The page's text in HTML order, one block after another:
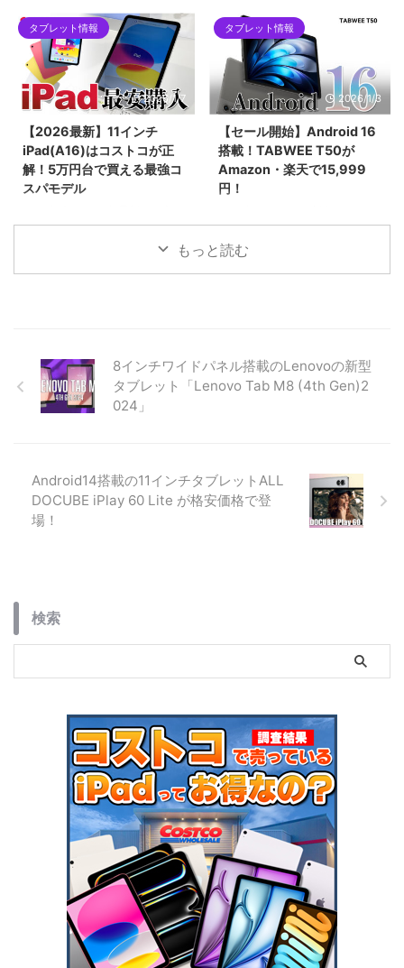
IP69K完全防水タブレット
「Blackview MEGA 12」。12.2
インチ2.4K液晶、Dimensity
7200、最大48GBメモリ搭載の
フラッグシップ性能を誇りなが
ら、早期割引で299ドルという驚
異のコスパ。キーボードやペンな
ど豪華5大特典が貰える先行販売
セール情報を見逃すな！
ント2重取りルート」を徹底解説
します。SPU（ポイントアップ）
やお買い物マラソンをフル活用し
て、実質5万円台前半で手に入れ
る具体的な手順や、初心者がハマ
りやすい購入制限の注意点まで網
羅。2026年最新の最安値攻略ガ
イドです。
タブレット情報
2026/1/7
【2026最新】11インチ
iPad(A16)はコストコが正
解！5万円台で買える最強コ
スパモデル
一番売れている「11インチ
iPad（A16チップ搭載）」の価格
の注意点まで詳しく解説します。
タブレット情報
2026/1/3
【セール開始】Android 16
搭載！TABWEE T50が
Amazon・楽天で15,999
円！
最新Android 16と高性能Unisoc
7250チップを搭載したタブレッ
もっと読む
8インチワイドパネル搭載のLenovoの新型
タブレット「Lenovo Tab M8 (4th Gen)2
024」
Android14搭載の11インチタブレットALL
DOCUBE iPlay 60 Lite が格安価格で登
場！
検索